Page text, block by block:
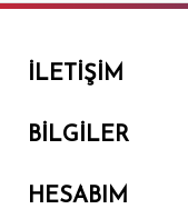
İLETIŞIM
BILGILER
HESABIM